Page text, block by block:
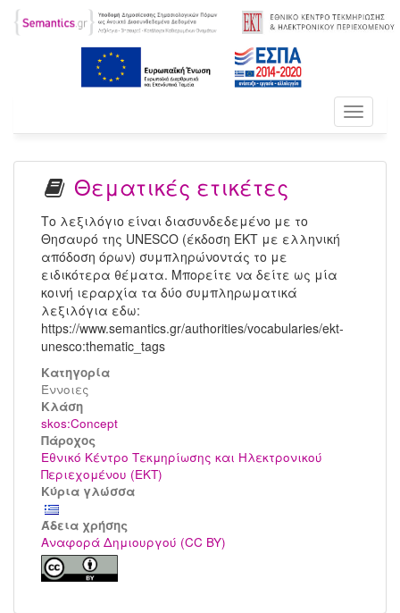
Toggle
Θεματικές ετικέτες
Το λεξιλόγιο είναι διασυνδεδεμένο με το
Θησαυρό της UNESCO (έκδοση ΕΚΤ με ελληνική
απόδοση όρων) συμπληρώνοντάς το με
ειδικότερα θέματα. Μπορείτε να δείτε ως μία
κοινή ιεραρχία τα δύο συμπληρωματικά
λεξιλόγια εδω:
https://www.semantics.gr/authorities/vocabularies/ekt-
unesco:thematic_tags
Κατηγορία
Έννοιες
Kλάση
skos:Concept
Πάροχος
Εθνικό Κέντρο Τεκμηρίωσης και Ηλεκτρονικού
Περιεχομένου (ΕΚΤ)
Κύρια γλώσσα
Άδεια χρήσης
Αναφορά Δημιουργού (CC BY)